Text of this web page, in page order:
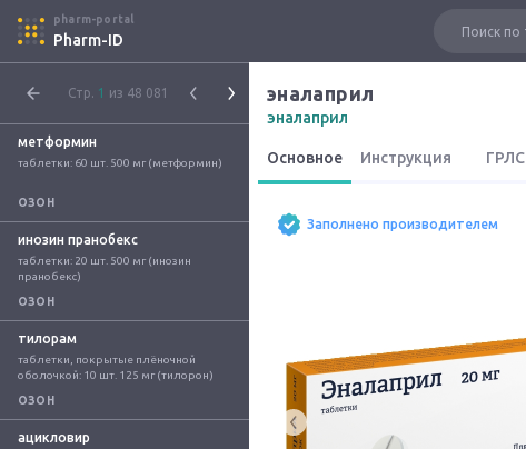
pharm-portal
Pharm-ID
Стр. 1 из 48 081
метформин
таблетки: 60 шт. 500 мг (метформин)
ОЗОН
инозин пранобекс
таблетки: 20 шт. 500 мг (инозин
пранобекс)
ОЗОН
тилорам
таблетки, покрытые плёночной
оболочкой: 10 шт. 125 мг (тилорон)
ОЗОН
ацикловир
эналаприл
эналаприл
Основное Инструкция ГРЛС
Заполнено производителем